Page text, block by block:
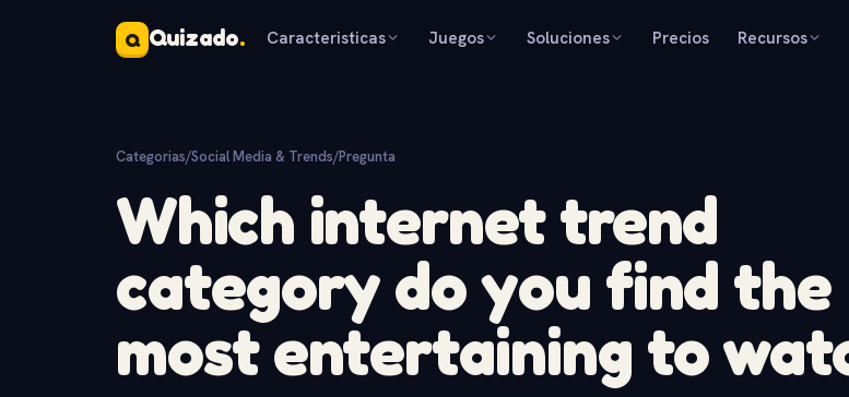
Q Quizado. Caracteristicas Juegos Soluciones Precios Recursos
Categorias/Social Media & Trends/Pregunta
Which internet trend
category do you find the
most entertaining to